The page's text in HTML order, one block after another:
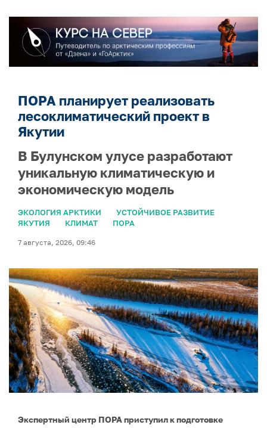
ПОРА планирует реализовать
лесоклиматический проект в
Якутии
В Булунском улусе разработают
уникальную климатическую и
экономическую модель
ЭКОЛОГИЯ АРКТИКИ
УСТОЙЧИВОЕ РАЗВИТИЕ
ЯКУТИЯ
КЛИМАТ ПОРА
7 августа, 2026, 09:46
Экспертный центр ПОРА приступил к подготовке